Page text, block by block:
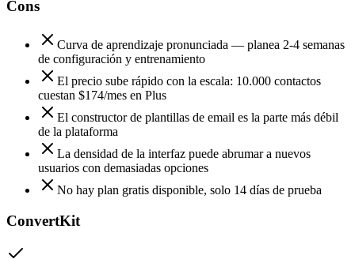
Cons
Curva de aprendizaje pronunciada — planea 2-4 semanas
de configuración y entrenamiento
El precio sube rápido con la escala: 10.000 contactos
cuestan $174/mes en Plus
El constructor de plantillas de email es la parte más débil
de la plataforma
La densidad de la interfaz puede abrumar a nuevos
usuarios con demasiadas opciones
No hay plan gratis disponible, solo 14 días de prueba
ConvertKit